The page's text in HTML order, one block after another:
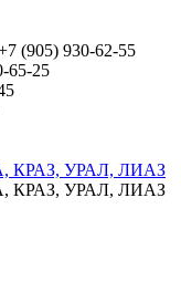
(905) 930-62-55
65-25
КРАЗ, УРАЛ, ЛИАЗ
КРАЗ, УРАЛ, ЛИАЗ